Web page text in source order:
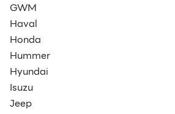
GWM
Haval
Honda
Hummer
Hyundai
Isuzu
Jeep